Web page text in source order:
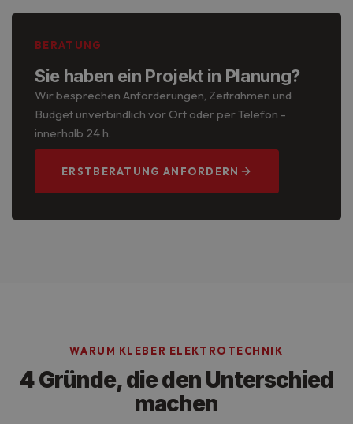
BERATUNG
Sie haben ein Projekt in Planung?
Wir besprechen Anforderungen, Zeitrahmen und
Budget unverbindlich vor Ort oder per Telefon -
innerhalb 24 h.
ERSTBERATUNG ANFORDERN
WARUM KLEBER ELEKTROTECHNIK
4 Gründe, die den Unterschied
machen